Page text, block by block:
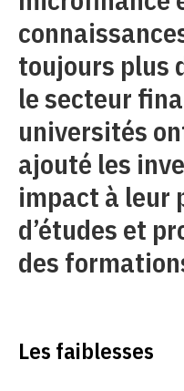
toujours plus
le secteur
universités
ajouté les
impact à leur
d’études et
des
Les faiblesses